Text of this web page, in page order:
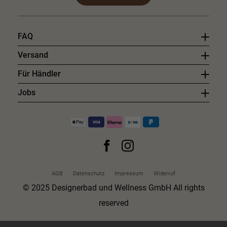
FAQ
Versand
Für Händler
Jobs
AGB Datenschutz Impressum Widerruf
© 2025 Designerbad und Wellness GmbH All rights
reserved